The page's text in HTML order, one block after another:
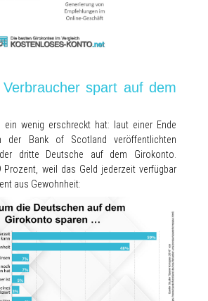
spart auf dem
ein wenig erschreckt hat: laut einer Ende
der Bank of Scotland veröffentlichten
dritte Deutsche auf dem Girokonto.
Prozent, weil das Geld jederzeit verfügbar
aus Gewohnheit: